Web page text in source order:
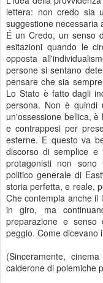
lettera: non credo sia
suggestione necessaria
É un Credo, un senso
esitazioni quando le
opposta
persone si sentano
pensare che sia
Lo Stato è fatto dagli
persona. Non è
un'ossessione bellica,
e contrappesi per
esterne. E questo va
discorso di semplice e
protagonisti non sono
politico generale di
storia perfetta, e reale,
Che contempla anche il
in giro, ma
preparazione e senso
peggio. Come dicevano
(Sinceramente,
calderone di polemiche